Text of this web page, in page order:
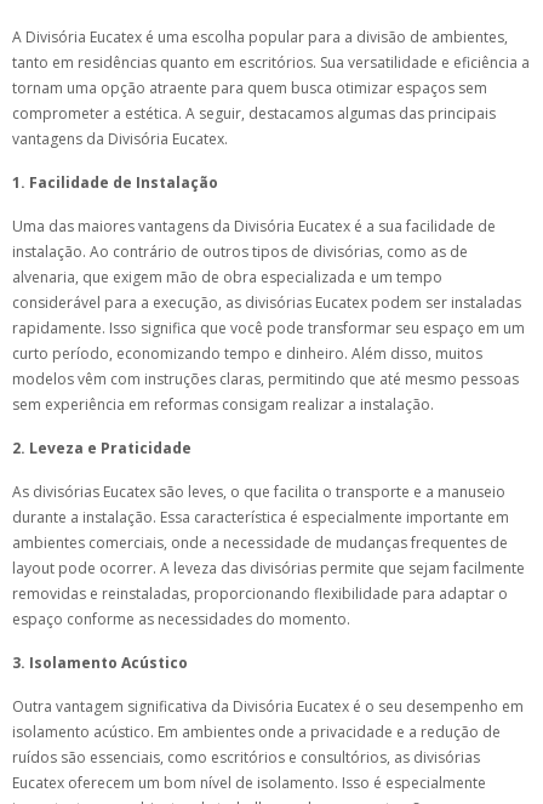
A Divisória Eucatex é uma escolha popular para a divisão de ambientes,
tanto em residências quanto em escritórios. Sua versatilidade e eficiência a
tornam uma opção atraente para quem busca otimizar espaços sem
comprometer a estética. A seguir, destacamos algumas das principais
vantagens da Divisória Eucatex.
1. Facilidade de Instalação
Uma das maiores vantagens da Divisória Eucatex é a sua facilidade de
instalação. Ao contrário de outros tipos de divisórias, como as de
alvenaria, que exigem mão de obra especializada e um tempo
considerável para a execução, as divisórias Eucatex podem ser instaladas
rapidamente. Isso significa que você pode transformar seu espaço em um
curto período, economizando tempo e dinheiro. Além disso, muitos
modelos vêm com instruções claras, permitindo que até mesmo pessoas
sem experiência em reformas consigam realizar a instalação.
2. Leveza e Praticidade
As divisórias Eucatex são leves, o que facilita o transporte e a manuseio
durante a instalação. Essa característica é especialmente importante em
ambientes comerciais, onde a necessidade de mudanças frequentes de
layout pode ocorrer. A leveza das divisórias permite que sejam facilmente
removidas e reinstaladas, proporcionando flexibilidade para adaptar o
espaço conforme as necessidades do momento.
3. Isolamento Acústico
Outra vantagem significativa da Divisória Eucatex é o seu desempenho em
isolamento acústico. Em ambientes onde a privacidade e a redução de
ruídos são essenciais, como escritórios e consultórios, as divisórias
Eucatex oferecem um bom nível de isolamento. Isso é especialmente